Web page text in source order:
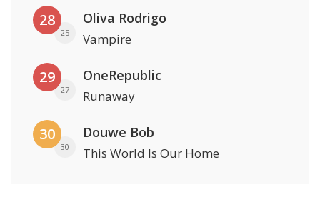
28
25
Oliva Rodrigo
Vampire
29
27
OneRepublic
Runaway
30
30
Douwe Bob
This World Is Our Home